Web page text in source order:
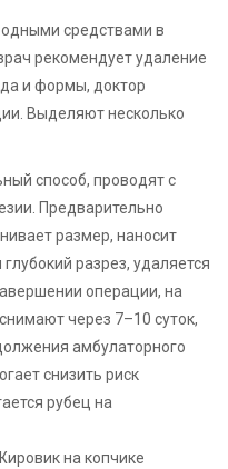
средствами в
рекомендует удаление
и формы, доктор
Выделяют несколько
способ, проводят с
Предварительно
размер, наносит
разрез, удаляется
операции, на
через 7–10 суток,
амбулаторного
снизить риск
рубец на
на копчике